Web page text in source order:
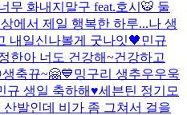
무 화내지말구 feat.호시🐯 둘
에서 제일 행복한 하루...나 생
내일신나볼게 굿나잇🖤민규
한아 너도 건강해~건강하고
생축뀨~🤗💙밍구리 생추우우욱
규 생일 축하해♥️세븐틴 정기모
산발인데 비가 좀 그쳐서 걸을